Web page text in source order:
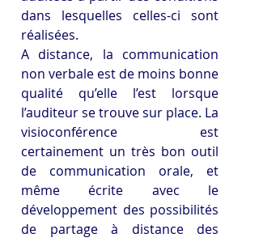
dans lesquelles celles-ci sont
réalisées.
A distance, la communication
non verbale est de moins bonne
qualité qu’elle l’est lorsque
l’auditeur se trouve sur place. La
visioconférence est
certainement un très bon outil
de communication orale, et
même écrite avec le
développement des possibilités
de partage à distance des